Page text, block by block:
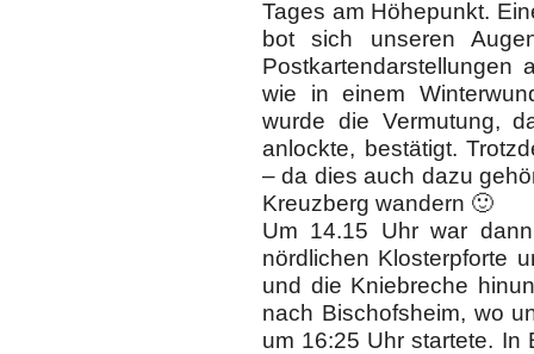
Tages am Höhepunkt.
bot sich unseren
Postkartendarstellungen
wie in einem
wurde die Vermutung,
anlockte, bestätigt.
– da dies auch dazu
Kreuzberg wandern 🙂
Um 14.15 Uhr war
nördlichen Klosterpforte
und die Kniebreche
nach Bischofsheim, wo
um 16:25 Uhr startete. In